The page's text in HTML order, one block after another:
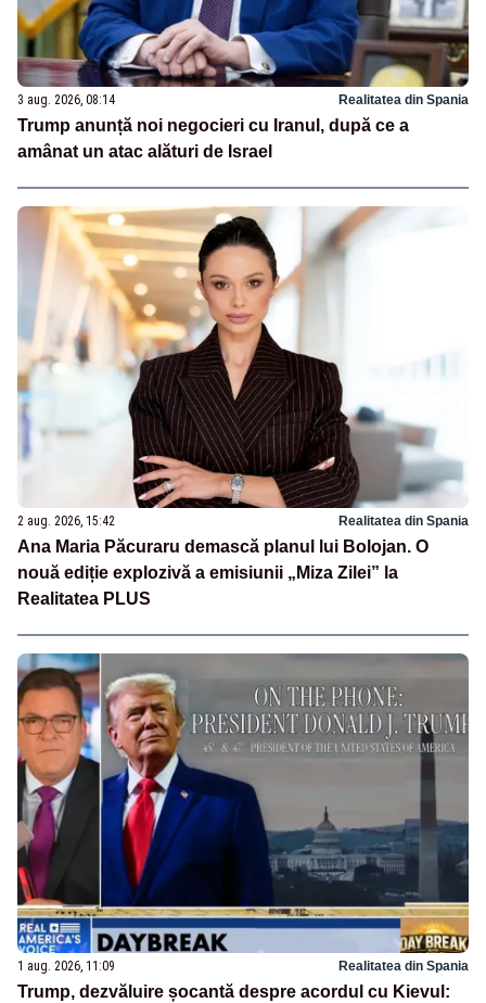
3 aug. 2026, 08:14 Realitatea din Spania
Trump anunță noi negocieri cu Iranul, după ce a
amânat un atac alături de Israel
2 aug. 2026, 15:42 Realitatea din Spania
Ana Maria Păcuraru demască planul lui Bolojan. O
nouă ediție explozivă a emisiunii „Miza Zilei” la
Realitatea PLUS
1 aug. 2026, 11:09 Realitatea din Spania
Trump, dezvăluire șocantă despre acordul cu Kievul: